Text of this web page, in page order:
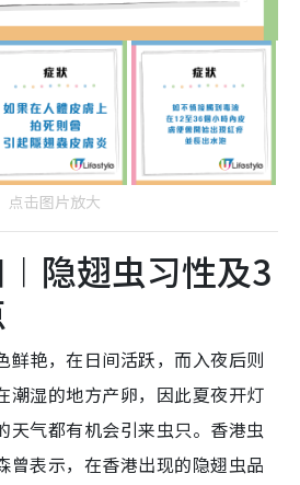
点击图片放大
隐翅虫习性及3
鲜艳，在日间活跃，而入夜后则
潮湿的地方产卵，因此夏夜开灯
天气都有机会引来虫只。香港虫
曾表示，在香港出现的隐翅虫品